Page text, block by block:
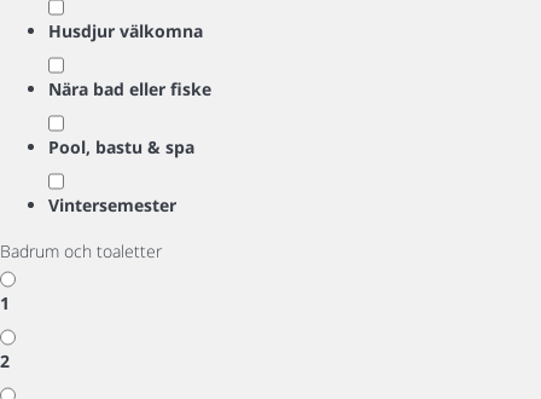
Husdjur välkomna
Nära bad eller fiske
Pool, bastu & spa
Vintersemester
Badrum och toaletter
1
2